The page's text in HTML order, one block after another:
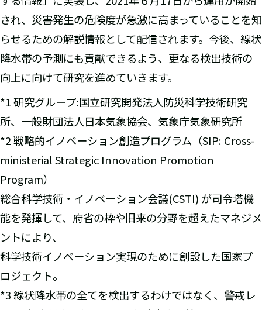
され、災害発生の危険度が急激に高まっていることを知
らせるための解説情報として配信されます。今後、線状
降水帯の予測にも貢献できるよう、更なる検出技術の
向上に向けて研究を進めていきます。
*1 研究グループ:国立研究開発法人防災科学技術研究
所、一般財団法人日本気象協会、気象庁気象研究所
*2 戦略的イノベーション創造プログラム（SIP: Cross-
ministerial Strategic Innovation Promotion
Program）
総合科学技術・イノベーション会議(CSTI) が司令塔機
能を発揮して、府省の枠や旧来の分野を超えたマネジメ
ントにより、
科学技術イノベーション実現のために創設した国家プ
ロジェクト。
*3 線状降水帯の全てを検出するわけではなく、警戒レ